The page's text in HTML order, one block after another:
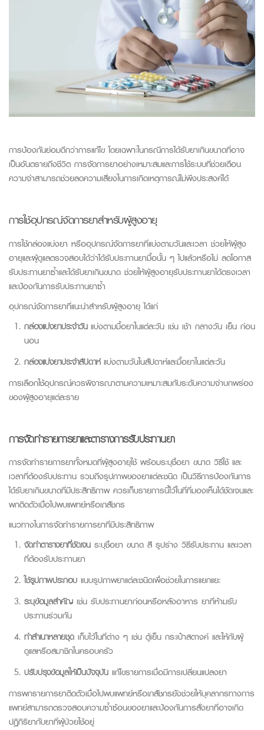
การป้องกันย่อมดีกว่าการแก้ไข โดยเฉพาะในกรณีการได้รับยาเกินขนาดที่อาจ
เป็นอันตรายถึงชีวิต การจัดการยาอย่างเหมาะสมและการใช้ระบบที่ช่วยเตือน
ความจำสามารถช่วยลดความเสี่ยงในการเกิดเหตุการณ์ไม่พึงประสงค์ได้
การใช้อุปกรณ์จัดการยาสำหรับผู้สูงอายุ
การใช้กล่องแบ่งยา หรืออุปกรณ์จัดการยาที่แบ่งตามวันและเวลา ช่วยให้ผู้สูง
อายุและผู้ดูแลตรวจสอบได้ว่าได้รับประทานยามื้อนั้น ๆ ไปแล้วหรือไม่ ลดโอกาส
รับประทานยาซ้ำและได้รับยาเกินขนาด ช่วยให้ผู้สูงอายุรับประทานยาได้ตรงเวลา
และป้องกันการรับประทานยาซ้ำ
อุปกรณ์จัดการยาที่แนะนำสำหรับผู้สูงอายุ ได้แก่
กล่องแบ่งยาประจำวัน แบ่งตามมื้อยาในแต่ละวัน เช่น เช้า กลางวัน เย็น ก่อน
นอน
กล่องแบ่งยาประจำสัปดาห์แบ่งตามวันในสัปดาห์และมื้อยาในแต่ละวัน
การเลือกใช้อุปกรณ์ควรพิจารณาตามความเหมาะสมกับระดับความจำบกพร่อง
ของผู้สูงอายุแต่ละราย
การจัดทำรายการยาและตารางการรับประทานยา
การจัดทำรายการยาทั้งหมดที่ผู้สูงอายุใช้ พร้อมระบุชื่อยา ขนาด วิธีใช้ และ
เวลาที่ต้องรับประทาน รวมถึงรูปภาพของยาแต่ละชนิด เป็นวิธีการป้องกันการ
ได้รับยาเกินขนาดที่มีประสิทธิภาพ ควรเก็บรายการนี้ไว้ในที่ที่มองเห็นได้ชัดเจนและ
พกติดตัวเมื่อไปพบแพทย์หรือเภสัชกร
แนวทางในการจัดทำรายการยาที่มีประสิทธิภาพ
จัดทำตารางยาที่ชัดเจน ระบุชื่อยา ขนาด สี รูปร่าง วิธีรับประทาน และเวลา
ที่ต้องรับประทานยา
ใช้รูปภาพประกอบ แนบรูปภาพยาแต่ละชนิดเพื่อช่วยในการแยกแยะ
ระบุข้อมูลสำคัญ เช่น รับประทานยาก่อนหรือหลังอาหาร ยาที่ห้ามรับ
ประทานร่วมกัน
ทำสำเนาหลายชุด เก็บไว้ในที่ต่าง ๆ เช่น ตู้เย็น กระเป๋าสตางค์ และให้กับผู้
ดูแลหรือสมาชิกในครอบครัว
ปรับปรุงข้อมูลให้เป็นปัจจุบัน แก้ไขรายการเมื่อมีการเปลี่ยนแปลงยา
การพกรายการยาติดตัวเมื่อไปพบแพทย์หรือเภสัชกรยังช่วยให้บุคลากรทางการ
แพทย์สามารถตรวจสอบความซ้ำซ้อนของยาและป้องกันการสั่งยาที่อาจเกิด
ปฏิกิริยากับยาที่ผู้ป่วยใช้อยู่